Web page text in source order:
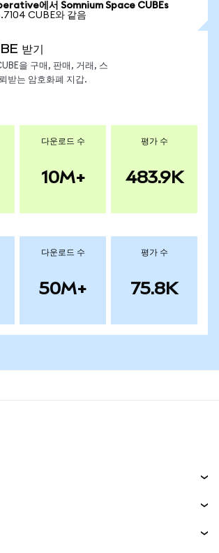
에서 Somnium Space CUBEs
CUBE와 같음
받기
을 구매, 판매, 거래, 스
받는 암호화폐 지갑.
다운로드 수
10M+
평가 수
483.9K
다운로드 수
50M+
평가 수
75.8K